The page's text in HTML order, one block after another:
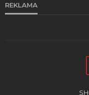
REKLAMA